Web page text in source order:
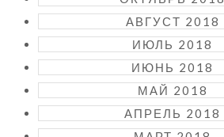
АВГУСТ 2018
ИЮЛЬ 2018
ИЮНЬ 2018
МАЙ 2018
АПРЕЛЬ 2018